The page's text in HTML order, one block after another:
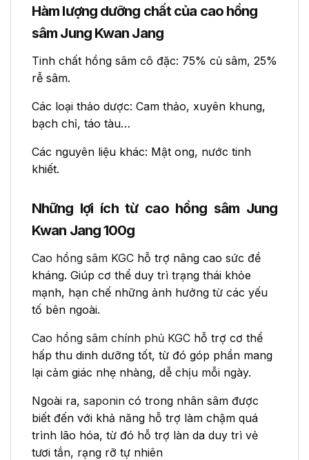
Hàm lượng dưỡng chất của cao hồng
sâm Jung Kwan Jang
Tinh chất hồng sâm cô đặc: 75% củ sâm, 25%
rễ sâm.
Các loại thảo dược: Cam thảo, xuyên khung,
bạch chỉ, táo tàu…
Các nguyên liệu khác: Mật ong, nước tinh
khiết.
Những lợi ích từ cao hồng sâm Jung
Kwan Jang 100g
Cao hồng sâm KGC hỗ trợ nâng cao sức đề
kháng. Giúp cơ thể duy trì trạng thái khỏe
mạnh, hạn chế những ảnh hưởng từ các yếu
tố bên ngoài.
Cao hồng sâm chính phủ KGC hỗ trợ cơ thể
hấp thu dinh dưỡng tốt, từ đó góp phần mang
lại cảm giác nhẹ nhàng, dễ chịu mỗi ngày.
Ngoài ra, saponin có trong nhân sâm được
biết đến với khả năng hỗ trợ làm chậm quá
trình lão hóa, từ đó hỗ trợ làn da duy trì vẻ
tươi tắn, rạng rỡ tự nhiên